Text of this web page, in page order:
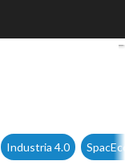
al cubo.
Industria 4.0